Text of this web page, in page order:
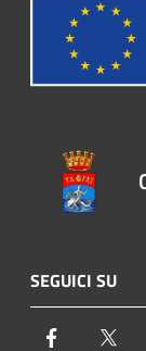
SEGUICI SU
Facebook